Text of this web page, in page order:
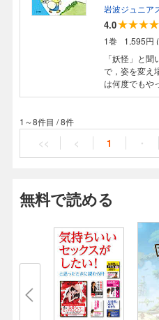
岩波ジュニア
4.0
1巻
1,595円
「妖怪」と
で，姿を変え
は何度でもや
とはなんでし
た端末で読む
列のハイライ
1～8件目 /8件
<< < 1 ・
無料で読める